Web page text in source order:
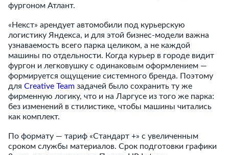
фургоном Атлант.
«Некст» арендует автомобили под курьерскую
логистику Яндекса, и для этой бизнес-модели важна
узнаваемость всего парка целиком, а не каждой
машины по отдельности. Когда курьер в городе видит
фургон и легковушку с одинаковым оформлением —
формируется ощущение системного бренда. Поэтому
для Creative Team задачей было сохранить ту же
фирменную логику, что и на Ларгусе из того же парка:
без изменений в стилистике, чтобы машины читались
как комплект.
По формату — тариф «Стандарт +» с увеличенным
сроком службы материалов. Срок подготовки графики